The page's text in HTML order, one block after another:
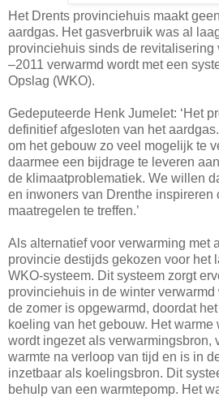
Het Drents provinciehuis maakt
aardgas. Het gasverbruik was al
provinciehuis sinds de revitalisering
–2011 verwarmd wordt met een
Opslag (WKO).
Gedeputeerde Henk Jumelet: ‘Het
definitief afgesloten van het
om het gebouw zo veel mogelijk te
daarmee een bijdrage te leveren
de klimaatproblematiek. We willen
en inwoners van Drenthe inspireren
maatregelen te treffen.’
Als alternatief voor verwarming met
provincie destijds gekozen voor het
WKO-systeem. Dit systeem zorgt
provinciehuis in de winter verwarmd
de zomer is opgewarmd, doordat
koeling van het gebouw. Het warme
wordt ingezet als verwarmingsbron,
warmte na verloop van tijd en is in
inzetbaar als koelingsbron. Dit
behulp van een warmtepomp. Het